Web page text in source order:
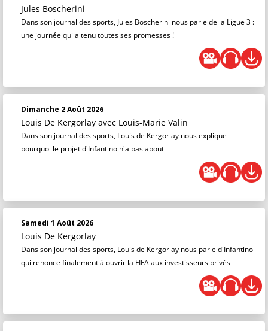
Jules Boscherini
Dans son journal des sports, Jules Boscherini nous parle de la Ligue 3 :
une journée qui a tenu toutes ses promesses !
Dimanche 2 Août 2026
Louis De Kergorlay avec Louis-Marie Valin
Dans son journal des sports, Louis de Kergorlay nous explique
pourquoi le projet d'Infantino n'a pas abouti
Samedi 1 Août 2026
Louis De Kergorlay
Dans son journal des sports, Louis de Kergorlay nous parle d'Infantino
qui renonce finalement à ouvrir la FIFA aux investisseurs privés